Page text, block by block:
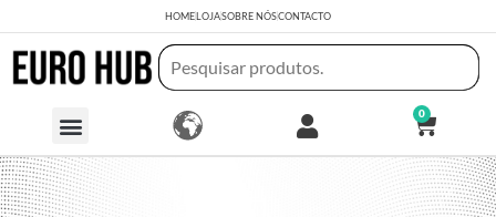
HOMELOJASOBRE NÓSCONTACTO
0